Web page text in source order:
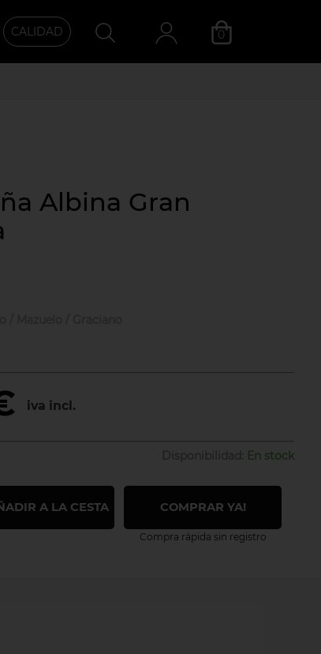
CALIDAD 0
Albina Gran
iva incl.
En stock
A LA CESTA COMPRAR YA!
Compra rápida sin registro